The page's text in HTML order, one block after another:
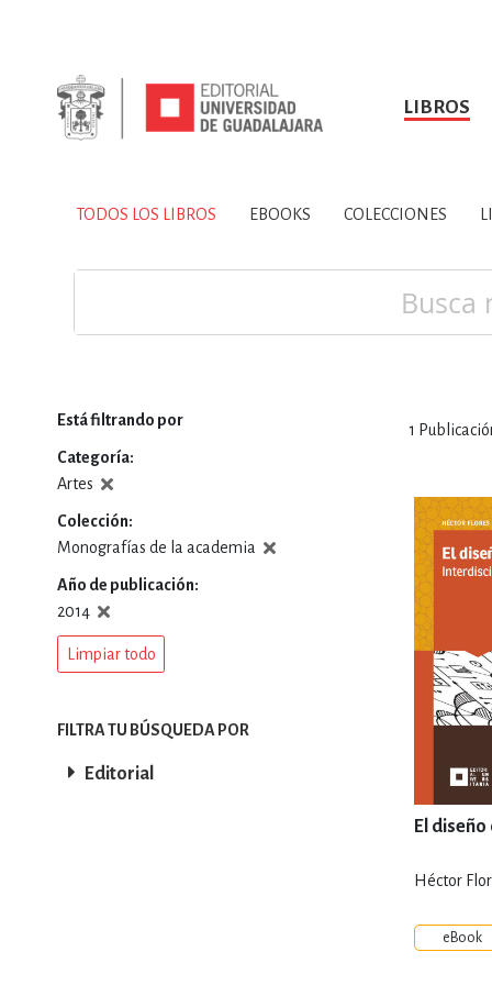
LIBROS
TODOS LOS LIBROS
SOBRE NOSOTROS HISTORIA
CIENCIAS DE LA
DEPORTES Y
ESTILOS DE
INFANTILES,
TODOS LOS LIBROS EBOOKS COLECCIONES
1
El
Héctor
eBook
Está filtrando por
Categoría
Artes
Colección
Monografías de la academia
Año de publicación
2014
Limpiar todo
FILTRA TU BÚSQUEDA POR
Editorial